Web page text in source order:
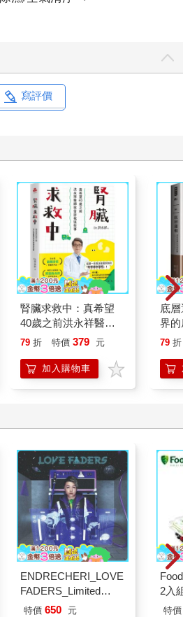
寫評價
腎臟求救中：真希望
40歲之前洪永祥醫師
就告訴我這些事
79 折 特價 379 元
加入購物車
底
界
79 折
ENDRECHERI_LOVE
FADERS_Limited
Edition B（CD＋
特價 650 元
2入
特價